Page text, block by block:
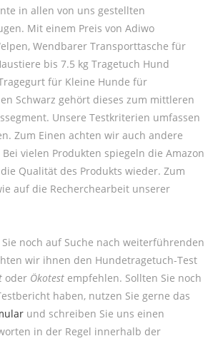
in allen von uns gestellten
Mit einem Preis von Adiwo
Wendbarer Transporttasche für
bis 7.5 kg Tragetuch Hund
für Kleine Hunde für
Schwarz gehört dieses zum mittleren
Unsere Testkriterien umfassen
Zum Einen achten wir auch andere
vielen Produkten spiegeln die Amazon
Qualität des Produkts wieder. Zum
auf die Recherchearbeit unserer
noch auf Suche nach weiterführenden
wir ihnen den Hundetragetuch-Test
oder Ökotest empfehlen. Sollten Sie noch
haben, nutzen Sie gerne das
und schreiben Sie uns einen
in der Regel innerhalb der